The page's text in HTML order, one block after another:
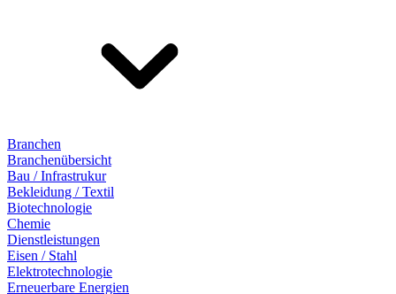
Branchen
Branchenübersicht
Bau / Infrastrukur
Bekleidung / Textil
Biotechnologie
Chemie
Dienstleistungen
Eisen / Stahl
Elektrotechnologie
Erneuerbare Energien